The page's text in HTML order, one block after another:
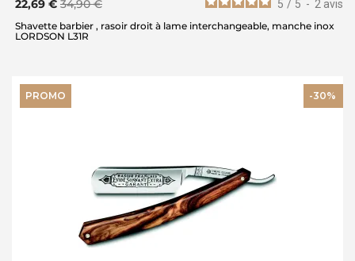
5 / 5 - 2 avis
22,69 € 34,90 €
Shavette barbier , rasoir droit à lame interchangeable, manche inox
LORDSON L31R
PROMO -30%